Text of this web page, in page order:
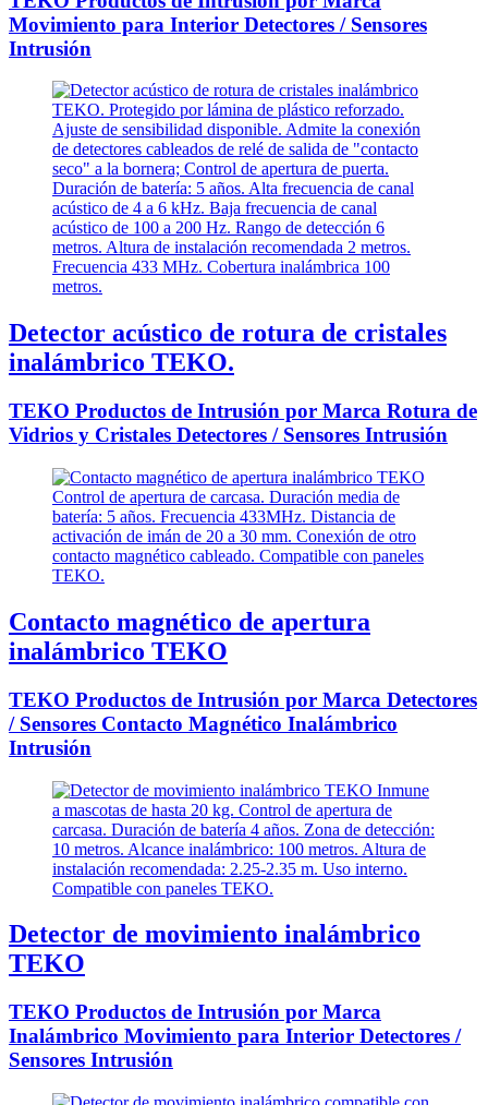
Movimiento para Interior Detectores / Sensores
Intrusión
Detector acústico de rotura de cristales
inalámbrico TEKO.
TEKO Productos de Intrusión por Marca Rotura de
Vidrios y Cristales Detectores / Sensores Intrusión
Contacto magnético de apertura
inalámbrico TEKO
TEKO Productos de Intrusión por Marca Detectores
/ Sensores Contacto Magnético Inalámbrico
Intrusión
Detector de movimiento inalámbrico
TEKO
TEKO Productos de Intrusión por Marca
Inalámbrico Movimiento para Interior Detectores /
Sensores Intrusión